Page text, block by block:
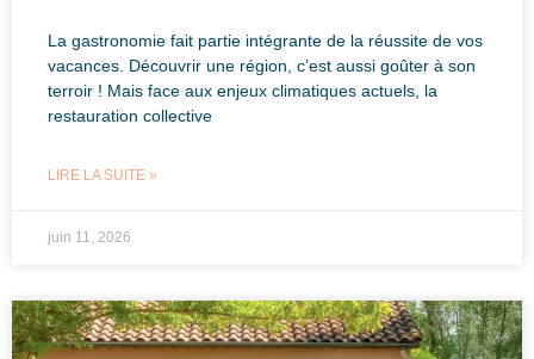
La gastronomie fait partie intégrante de la réussite de vos
vacances. Découvrir une région, c’est aussi goûter à son
terroir ! Mais face aux enjeux climatiques actuels, la
restauration collective
LIRE LA SUITE »
juin 11, 2026